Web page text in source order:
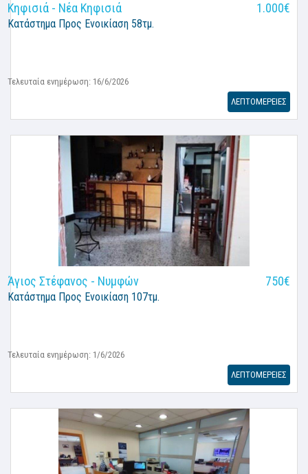
Κηφισιά - Νέα Κηφισιά 1.000€
Κατάστημα Προς Ενοικίαση 58τμ.
Τελευταία ενημέρωση: 16/6/2026
ΛΕΠΤΟΜΕΡΕΙΕΣ
Άγιος Στέφανος - Νυμφών 750€
Κατάστημα Προς Ενοικίαση 107τμ.
Τελευταία ενημέρωση: 1/6/2026
ΛΕΠΤΟΜΕΡΕΙΕΣ